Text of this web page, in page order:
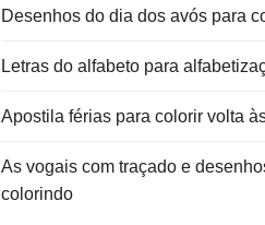
Desenhos do dia dos avós para
Letras do alfabeto para
Apostila férias para colorir volta
As vogais com traçado e
colorindo